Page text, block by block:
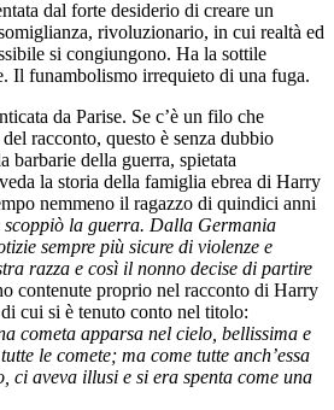
dal forte desiderio di creare un
rivoluzionario, in cui realtà ed
si congiungono. Ha la sottile
Il funambolismo irrequieto di una fuga.
da Parise. Se c’è un filo che
racconto, questo è senza dubbio
barbarie della guerra, spietata
la storia della famiglia ebrea di Harry
nemmeno il ragazzo di quindici anni
scoppiò la guerra. Dalla Germania
sempre più sicure di violenze e
razza e così il nonno decise di partire
contenute proprio nel racconto di Harry
cui si è tenuto conto nel titolo:
cometa apparsa nel cielo, bellissima e
le comete; ma come tutte anch’essa
ci aveva illusi e si era spenta come una